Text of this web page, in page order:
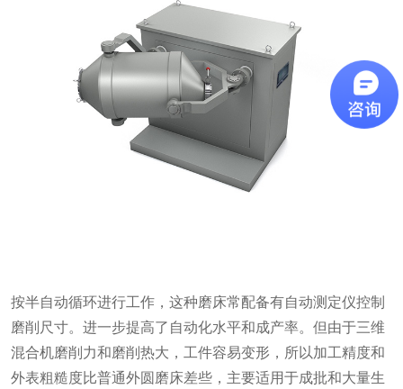
按半自动循环进行工作，这种磨床常配备有自动测定仪控制
磨削尺寸。进一步提高了自动化水平和成产率。但由于三维
混合机磨削力和磨削热大，工件容易变形，所以加工精度和
外表粗糙度比普通外圆磨床差些，主要适用于成批和大量生